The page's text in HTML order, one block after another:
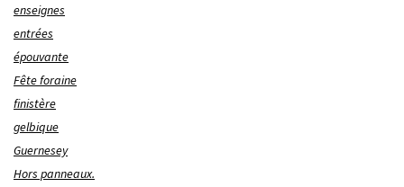
enseignes
entrées
épouvante
Fête foraine
finistère
gelbique
Guernesey
Hors panneaux.